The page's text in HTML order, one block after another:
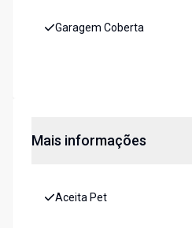
Garagem Coberta
Mais informações
Aceita Pet